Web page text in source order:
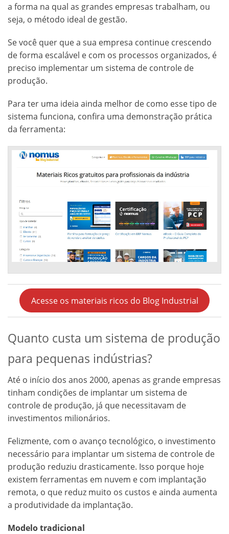
a forma na qual as grandes empresas trabalham, ou
seja, o método ideal de gestão.
Se você quer que a sua empresa continue crescendo
de forma escalável e com os processos organizados, é
preciso implementar um sistema de controle de
produção.
Para ter uma ideia ainda melhor de como esse tipo de
sistema funciona, confira uma demonstração prática
da ferramenta:
Acesse os materiais ricos do Blog Industrial
Quanto custa um sistema de produção
para pequenas indústrias?
Até o início dos anos 2000, apenas as grande empresas
tinham condições de implantar um sistema de
controle de produção, já que necessitavam de
investimentos milionários.
Felizmente, com o avanço tecnológico, o investimento
necessário para implantar um sistema de controle de
produção reduziu drasticamente. Isso porque hoje
existem ferramentas em nuvem e com implantação
remota, o que reduz muito os custos e ainda aumenta
a produtividade da implantação.
Modelo tradicional